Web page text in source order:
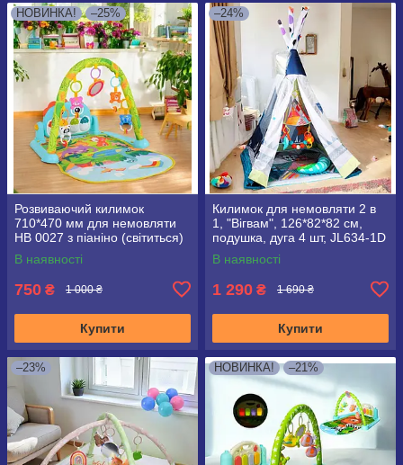
НОВИНКА! –25%
Розвиваючий килимок
710*470 мм для немовляти
HB 0027 з піаніно (світиться)
В наявності
750 ₴ 1 000 ₴
Купити
–24%
Килимок для немовляти 2 в
1, "Вігвам", 126*82*82 см,
подушка, дуга 4 шт, JL634-1D
В наявності
1 290 ₴ 1 690 ₴
Купити
–23% НОВИНКА! –21%